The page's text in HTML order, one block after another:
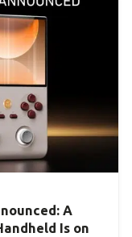
A
Is on